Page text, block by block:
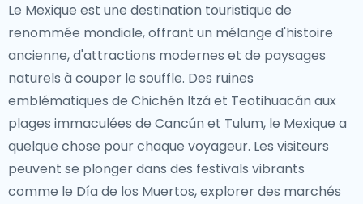
Le Mexique est une destination touristique de
renommée mondiale, offrant un mélange d'histoire
ancienne, d'attractions modernes et de paysages
naturels à couper le souffle. Des ruines
emblématiques de Chichén Itzá et Teotihuacán aux
plages immaculées de Cancún et Tulum, le Mexique a
quelque chose pour chaque voyageur. Les visiteurs
peuvent se plonger dans des festivals vibrants
comme le Día de los Muertos, explorer des marchés